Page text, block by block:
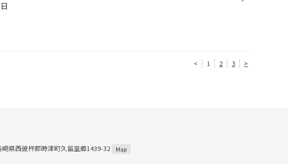
< 1 2 3 >
県西彼杵郡時津町久留里郷1439-32 Map